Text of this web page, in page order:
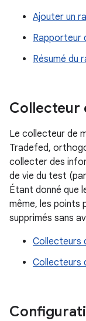
Ajouter un
Rapporteur
Résumé du
Collecteur
Le collecteur de
Tradefed,
collecter des
de vie du test
Étant donné que
même, les points
supprimés sans
Collecteurs
Collecteurs